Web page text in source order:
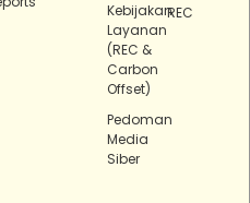
Kebijakan
Layanan
(REC &
Carbon
Offset)
Pedoman
Media
Siber
REC